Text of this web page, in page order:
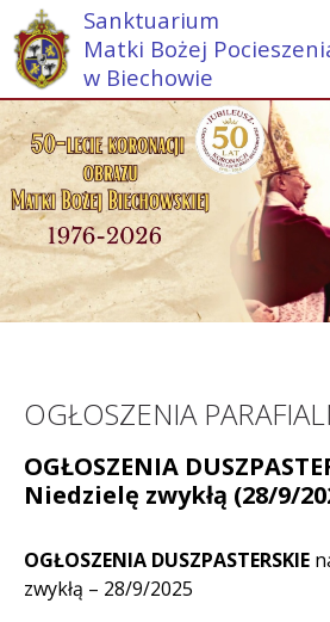
Sanktuarium
Matki Bożej
w Biechowie
OGŁOSZENIA
OGŁOSZENIA
Niedzielę zwykłą (28/9/
OGŁOSZENIA DUSZPASTERSKIE
zwykłą – 28/9/2025